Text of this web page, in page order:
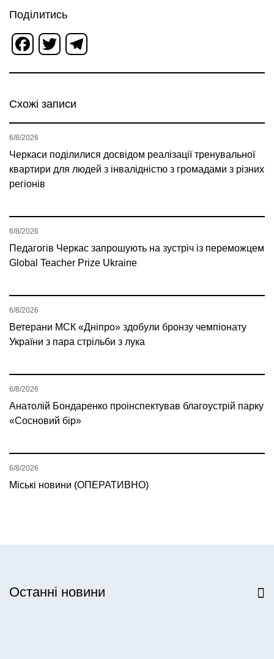
Поділитись
Facebook
Twitter
Схожі записи
Черкаси поділилися досвідом реалізації тренувальної
квартири для людей з інвалідністю з громадами з різних
регіонів
6/8/2026
Педагогів Черкас запрошують на зустріч із переможцем
Global Teacher Prize Ukraine
6/8/2026
Ветерани МСК «Дніпро» здобули бронзу чемпіонату
України з пара стрільби з лука
6/8/2026
Анатолій Бондаренко проінспектував благоустрій парку
«Сосновий бір»
6/8/2026
Міські новини (ОПЕРАТИВНО)
6/8/2026
Останні новини